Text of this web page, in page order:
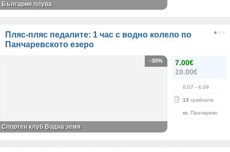
България плува
Пляс-пляс педалите: 1 час с водно колело по
Панчаревското езеро
7.00€
10.00€
6.07 - 4.09
13 грабнати
кв. Панчарево
-30%
Спортен клуб Водна земя